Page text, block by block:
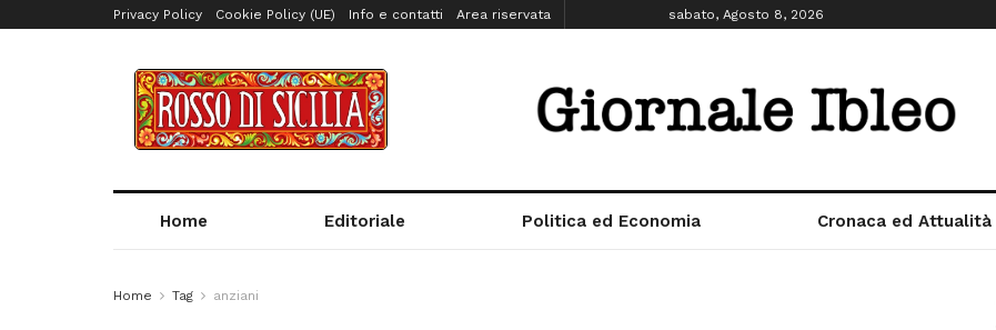
Privacy Policy Cookie Policy (UE) Info e contatti Area riservata sabato, Agosto 8, 2026
Home Editoriale Politica ed Economia Cronaca ed Attualità
Home Tag anziani